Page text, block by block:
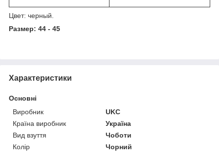
Цвет: черный.
Размер: 44 - 45
Характеристики
Основні
Виробник
UKC
Країна виробник
Україна
Вид взуття
Чоботи
Колір
Чорний